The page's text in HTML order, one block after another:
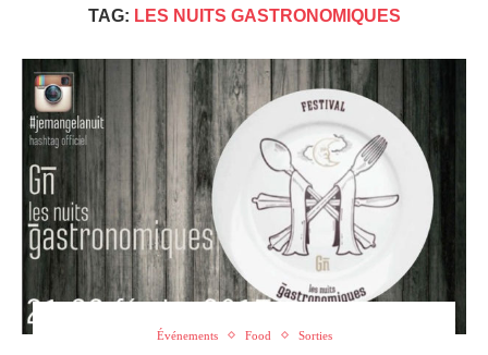
TAG: LES NUITS GASTRONOMIQUES
Événements Food Sorties